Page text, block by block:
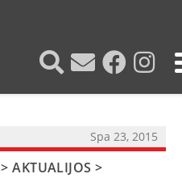
Spa 23, 2015
>AKTUALIJOS >